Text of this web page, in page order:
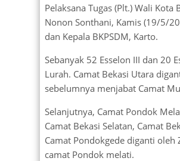
Pelaksana Tugas (Plt.) Wali
Nonon Sonthani, Kamis (19/5/
dan Kepala BKPSDM, Karto.
Sebanyak 52 Esselon III dan 20
Lurah. Camat Bekasi Utara
sebelumnya menjabat Camat
Selanjutnya, Camat Pondok
Camat Bekasi Selatan, Camat
Camat Pondokgede diganti oleh
camat Pondok melati.